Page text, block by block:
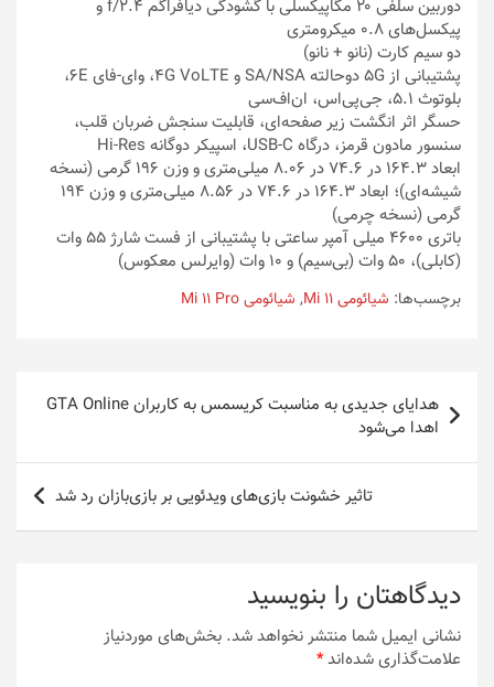
دوربین سلفی ۲۰ مگاپیکسلی با گشودگی دیافراگم f/2.4 و
پیکسل‌های ۰.۸ میکرومتری
دو سیم کارت (نانو + نانو)
پشتیبانی از ۵G دوحالته SA/NSA و ۴G VoLTE، وای-فای ۶E،
بلوتوث ۵.۱، جی‌پی‌اس، ان‌اف‌سی
حسگر اثر انگشت زیر صفحه‌ای، قابلیت سنجش ضربان قلب،
سنسور مادون قرمز، درگاه USB-C، اسپیکر دوگانه Hi-Res
ابعاد ۱۶۴.۳ در ۷۴.۶ در ۸.۰۶ میلی‌متری و وزن ۱۹۶ گرمی (نسخه
شیشه‌ای)؛ ابعاد ۱۶۴.۳ در ۷۴.۶ در ۸.۵۶ میلی‌متری و وزن ۱۹۴
گرمی (نسخه چرمی)
باتری ۴۶۰۰ میلی آمپر ساعتی با پشتیبانی از فست شارژ ۵۵ وات
(کابلی)، ۵۰ وات (بی‌سیم) و ۱۰ وات (وایرلس معکوس)
برچسب‌ها: شیائومی Mi 11 , شیائومی Mi 11 Pro
راهبری
نوشته
هدایای جدیدی به مناسبت کریسمس به کاربران GTA Online
اهدا می‌شود
تاثیر خشونت بازی‌های ویدئویی بر بازی‌بازان رد شد
دیدگاهتان را بنویسید
نشانی ایمیل شما منتشر نخواهد شد. بخش‌های موردنیاز
علامت‌گذاری شده‌اند*